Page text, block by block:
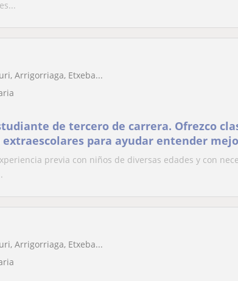
Arrigorriaga, Etxeba...
de tercero de carrera. Ofrezco
extraescolares para ayudar entender
de clase.previa con niños de diversas edades y con
Arrigorriaga, Etxeba...